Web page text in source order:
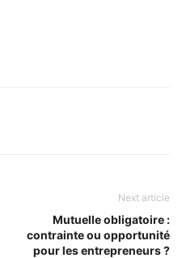
Next article
Mutuelle obligatoire :
contrainte ou opportunité
pour les entrepreneurs ?